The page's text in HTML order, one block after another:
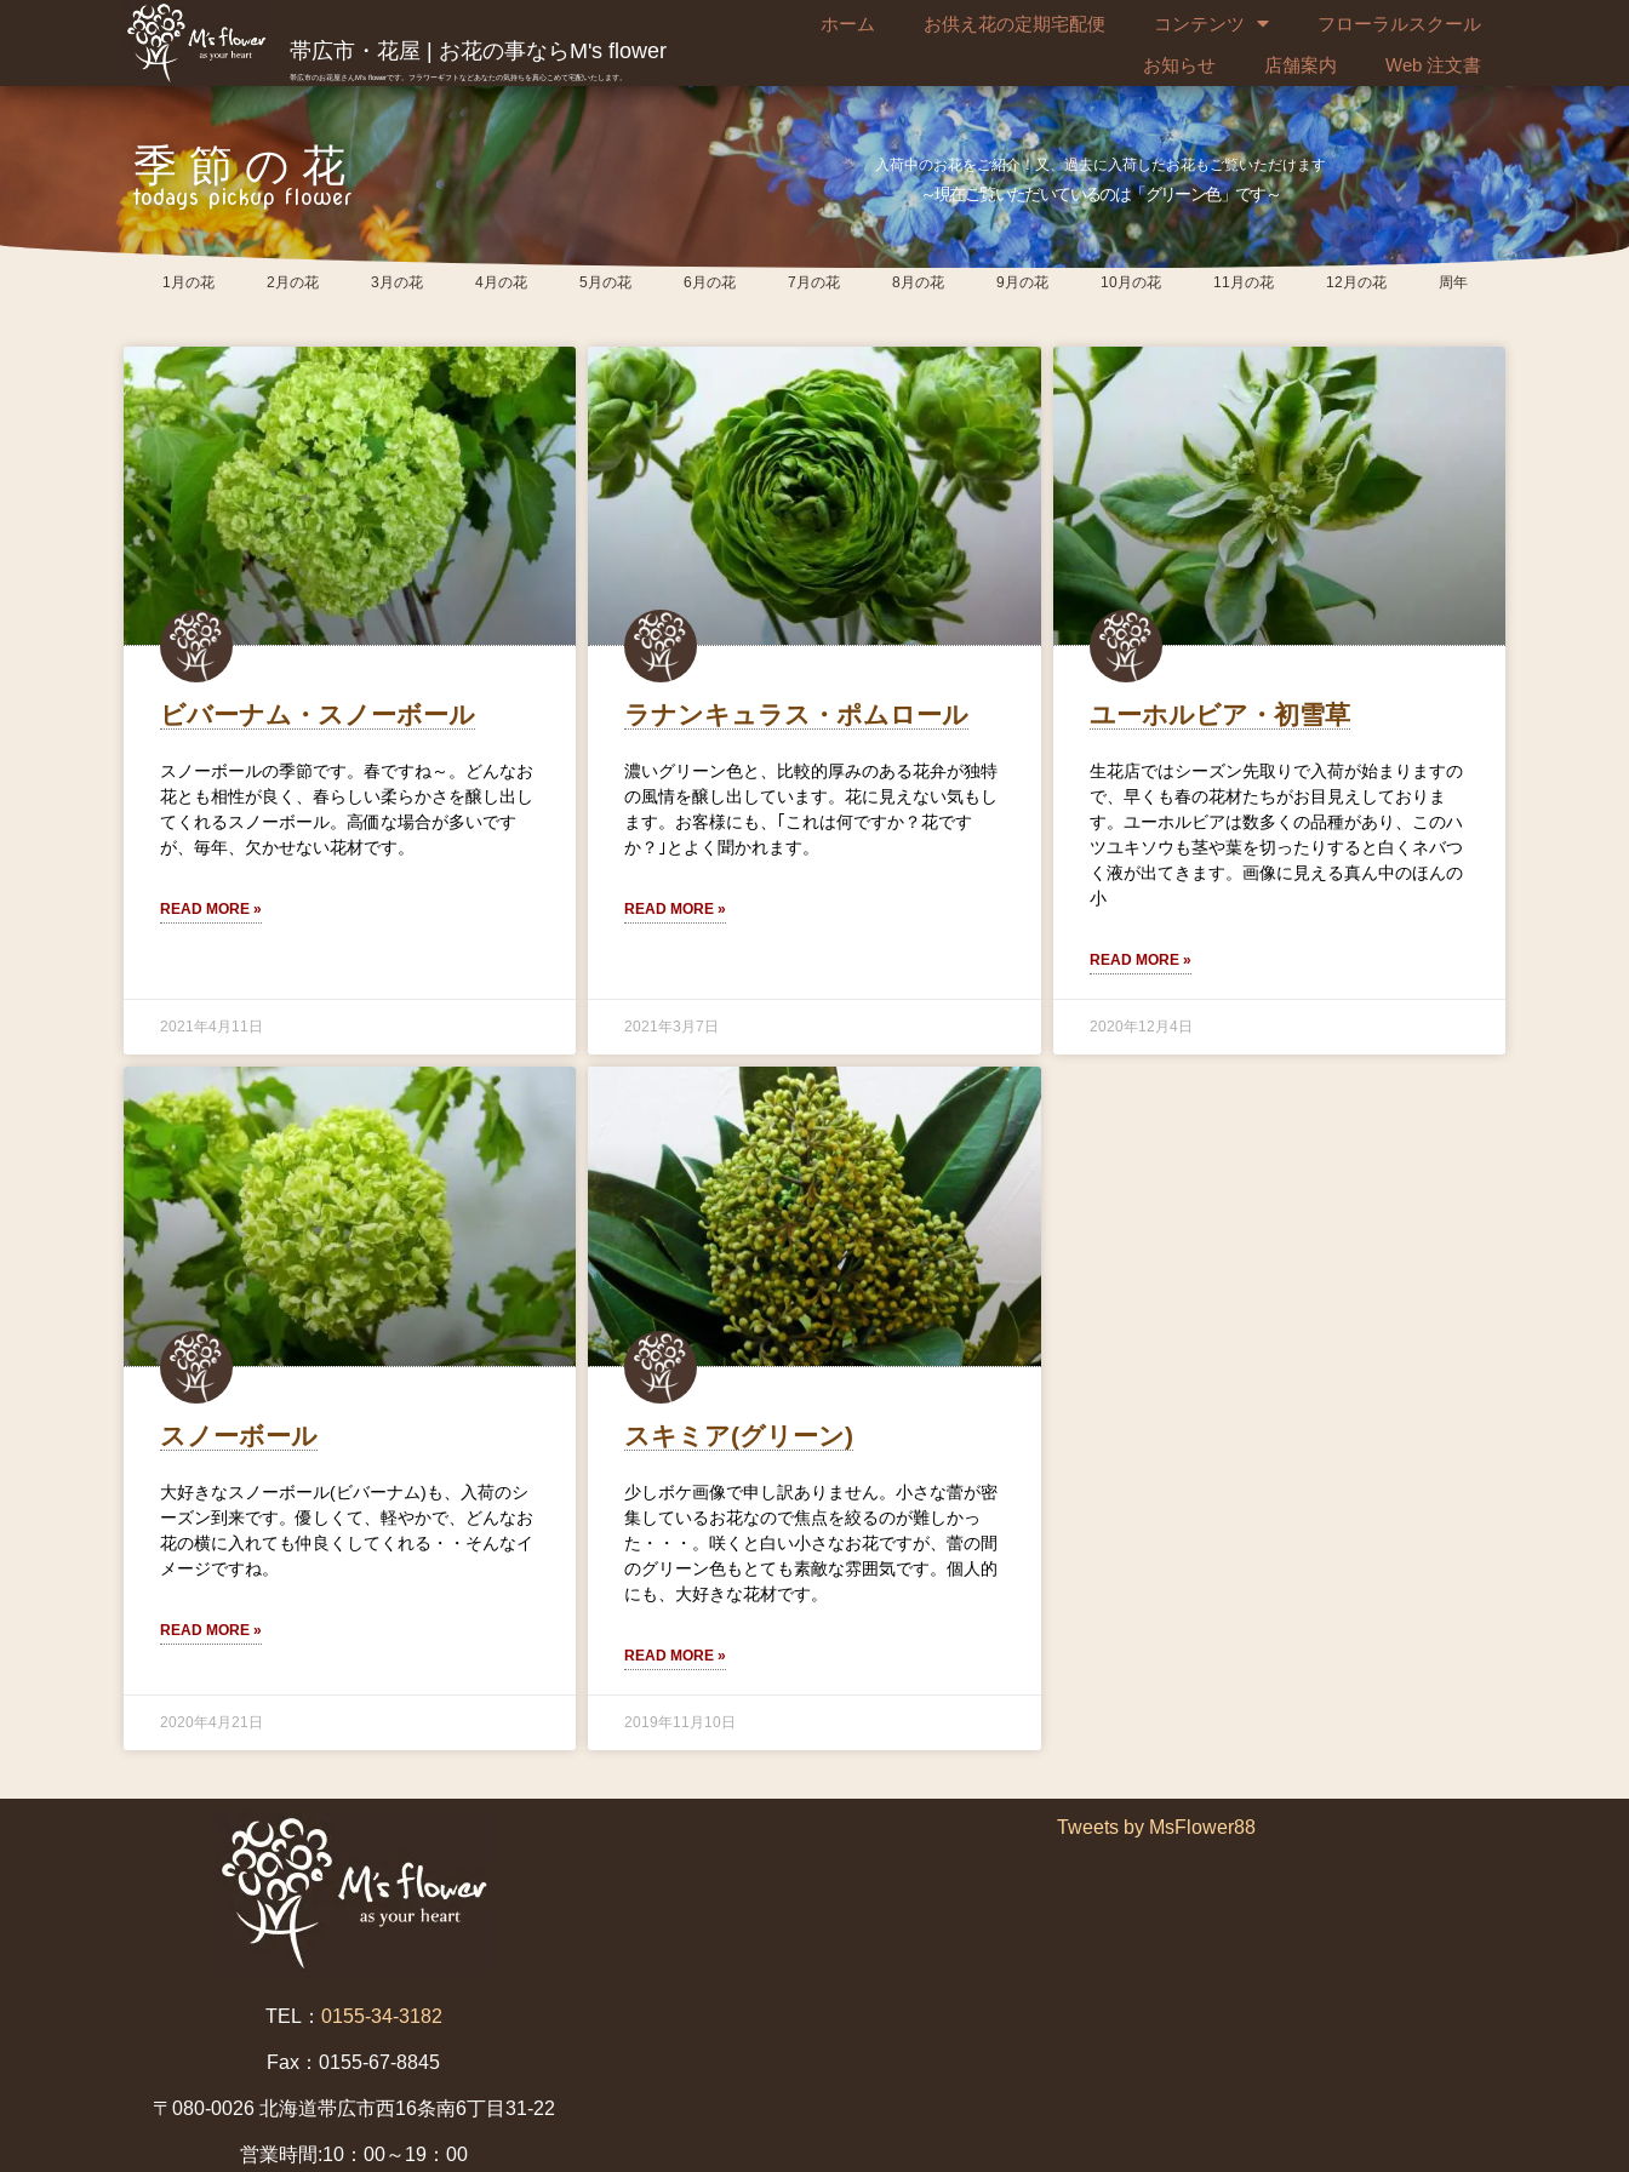
帯広市・花屋 | お花の事ならM's flower
帯広市のお花屋さんM's flowerです。フラワーギフトなどあなたの気持ちを真心こめて宅配いたします。
ホーム お供え花の定期宅配便 コンテンツ
フローラルスクール
お知らせ
店舗案内 Web 注文書
季節の花
todays pickup flower
入荷中のお花をご紹介！又、過去に入荷したお花もご覧いただけます
～現在ご覧いただいているのは「グリーン色」です～
1月の花 2月の花 3月の花 4月の花 5月の花 6月の花 7月の花 8月の花 9月の花 10月の花 11月の花 12月の花 周年
ビバーナム・スノーボール
スノーボールの季節です。春ですね～。どんなお
花とも相性が良く、春らしい柔らかさを醸し出し
てくれるスノーボール。高価な場合が多いです
が、毎年、欠かせない花材です。
READ MORE »
2021年4月11日
ラナンキュラス・ポムロール
濃いグリーン色と、比較的厚みのある花弁が独特
の風情を醸し出しています。花に見えない気もし
ます。お客様にも、｢これは何ですか？花です
か？｣とよく聞かれます。
READ MORE »
2021年3月7日
ユーホルビア・初雪草
生花店ではシーズン先取りで入荷が始まりますの
で、早くも春の花材たちがお目見えしておりま
す。ユーホルビアは数多くの品種があり、このハ
ツユキソウも茎や葉を切ったりすると白くネバつ
く液が出てきます。画像に見える真ん中のほんの
小
READ MORE »
2020年12月4日
スノーボール
大好きなスノーボール(ビバーナム)も、入荷のシ
ーズン到来です。優しくて、軽やかで、どんなお
花の横に入れても仲良くしてくれる・・そんなイ
メージですね。
READ MORE »
2020年4月21日
スキミア(グリーン)
少しボケ画像で申し訳ありません。小さな蕾が密
集しているお花なので焦点を絞るのが難しかっ
た・・・。咲くと白い小さなお花ですが、蕾の間
のグリーン色もとても素敵な雰囲気です。個人的
にも、大好きな花材です。
READ MORE »
2019年11月10日
TEL： 0155-34-3182
Fax：0155-67-8845
〒080-0026 北海道帯広市西16条南6丁目31-22
営業時間:10：00～19：00
Tweets by MsFlower88